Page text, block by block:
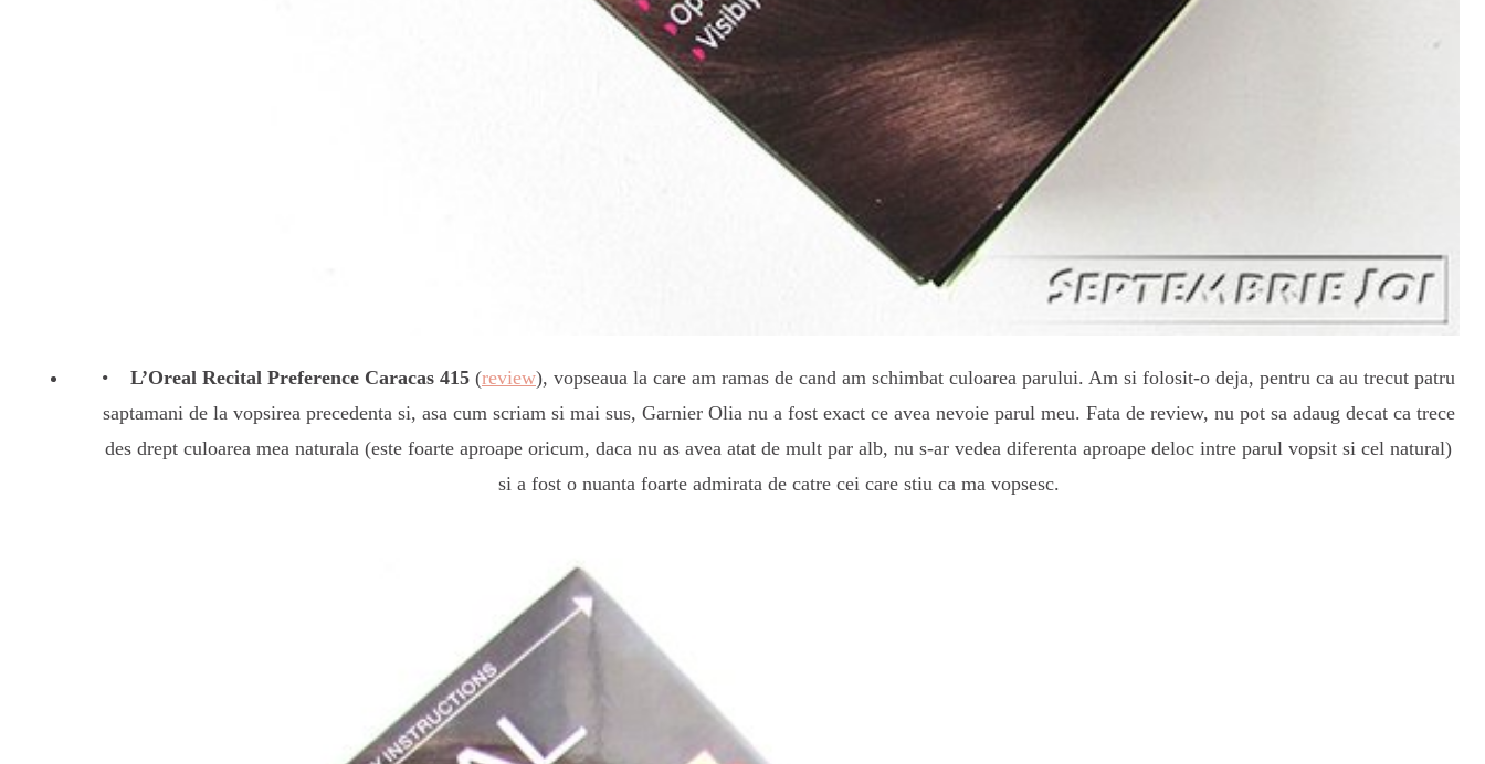
L’Oreal Recital Preference Caracas 415 (review), vopseaua la care am ramas de cand am schimbat culoarea parului. Am si folosit-o deja, pentru ca au trecut patru
saptamani de la vopsirea precedenta si, asa cum scriam si mai sus, Garnier Olia nu a fost exact ce avea nevoie parul meu. Fata de review, nu pot sa adaug decat ca trece
des drept culoarea mea naturala (este foarte aproape oricum, daca nu as avea atat de mult par alb, nu s-ar vedea diferenta aproape deloc intre parul vopsit si cel natural)
si a fost o nuanta foarte admirata de catre cei care stiu ca ma vopsesc.